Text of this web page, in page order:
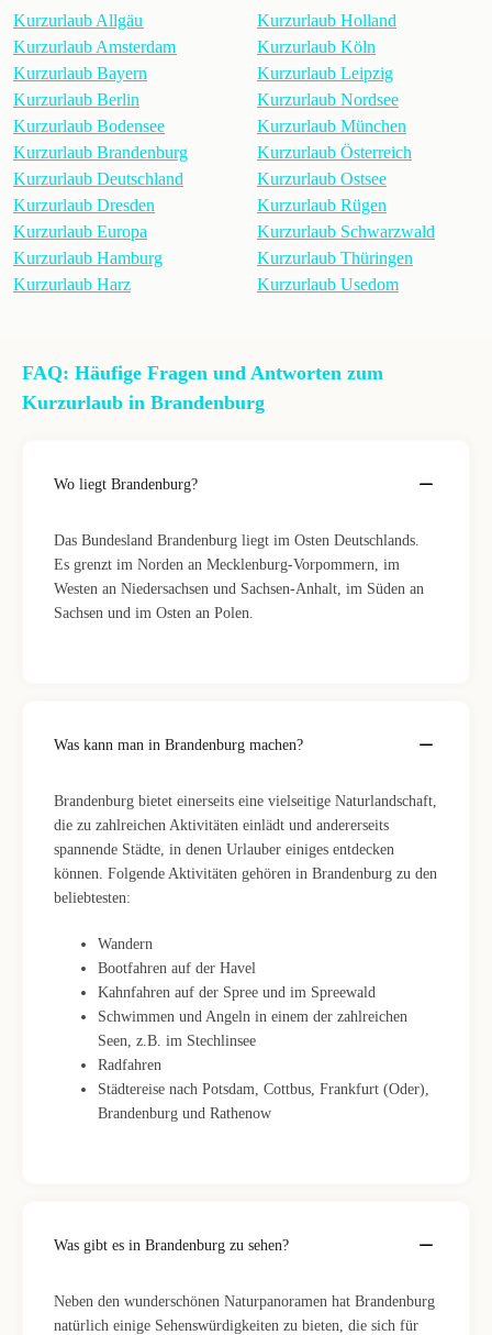
Kurzurlaub Allgäu
Kurzurlaub Amsterdam
Kurzurlaub Bayern
Kurzurlaub Berlin
Kurzurlaub Bodensee
Kurzurlaub Brandenburg
Kurzurlaub Deutschland
Kurzurlaub Dresden
Kurzurlaub Europa
Kurzurlaub Hamburg
Kurzurlaub Harz
Kurzurlaub Holland
Kurzurlaub Köln
Kurzurlaub Leipzig
Kurzurlaub Nordsee
Kurzurlaub München
Kurzurlaub Österreich
Kurzurlaub Ostsee
Kurzurlaub Rügen
Kurzurlaub Schwarzwald
Kurzurlaub Thüringen
Kurzurlaub Usedom
FAQ: Häufige Fragen und Antworten zum
Kurzurlaub in Brandenburg
Wo liegt Brandenburg?
Das Bundesland Brandenburg liegt im Osten Deutschlands.
Es grenzt im Norden an Mecklenburg-Vorpommern, im
Westen an Niedersachsen und Sachsen-Anhalt, im Süden an
Sachsen und im Osten an Polen.
Was kann man in Brandenburg machen?
Brandenburg bietet einerseits eine vielseitige Naturlandschaft,
die zu zahlreichen Aktivitäten einlädt und andererseits
spannende Städte, in denen Urlauber einiges entdecken
können. Folgende Aktivitäten gehören in Brandenburg zu den
beliebtesten:
Wandern
Bootfahren auf der Havel
Kahnfahren auf der Spree und im Spreewald
Schwimmen und Angeln in einem der zahlreichen
Seen, z.B. im Stechlinsee
Radfahren
Städtereise nach Potsdam, Cottbus, Frankfurt (Oder),
Brandenburg und Rathenow
Was gibt es in Brandenburg zu sehen?
Neben den wunderschönen Naturpanoramen hat Brandenburg
natürlich einige Sehenswürdigkeiten zu bieten, die sich für